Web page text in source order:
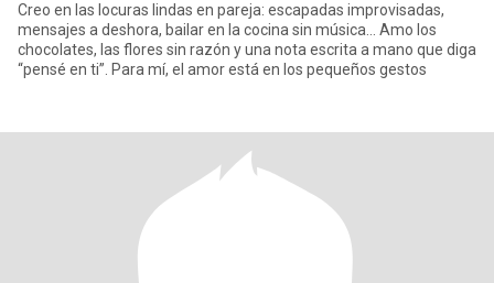
Creo en las locuras lindas en pareja: escapadas improvisadas,
mensajes a deshora, bailar en la cocina sin música… Amo los
chocolates, las flores sin razón y una nota escrita a mano que diga
“pensé en ti”. Para mí, el amor está en los pequeños gestos